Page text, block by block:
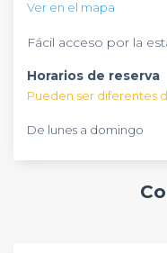
auditorios son
convenciones,ensayos
pagar,
Ver en el mapa
Fácil acceso por la
Horarios de reserva
Pueden ser diferentes
De lunes a domingo